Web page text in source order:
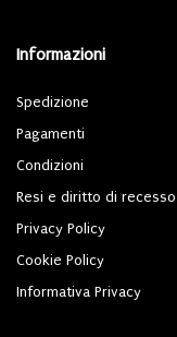
Informazioni
Spedizione
Pagamenti
Condizioni
Resi e diritto di recesso
Privacy Policy
Cookie Policy
Informativa Privacy